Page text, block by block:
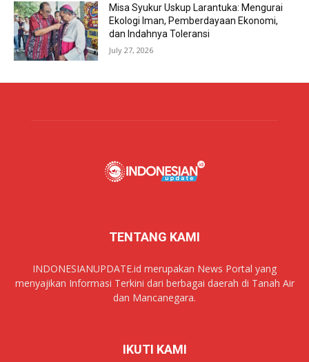
Misa Syukur Uskup Larantuka: Mengurai
Ekologi Iman, Pemberdayaan Ekonomi,
dan Indahnya Toleransi
July 27, 2026
TENTANG KAMI
INDONESIANUPDATE.id merupakan News Portal yang
menyajikan Informasi Terkini dari berbagai daerah di Tanah Air
dan Mancanegara.
IKUTI KAMI